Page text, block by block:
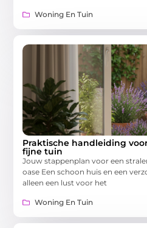
Woning En Tuin
Praktische handleiding
fijne tuin
Jouw stappenplan voor een
oase Een schoon huis en een
alleen een lust voor het
Woning En Tuin